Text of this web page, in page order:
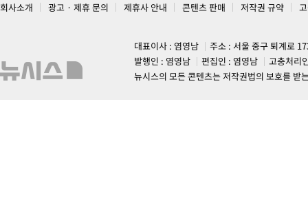
회사소개 광고 · 제휴 문의 제휴사 안내 콘텐츠 판매 저작권 규약
대표이사 : 염영남
주소 : 서울 중구 퇴계로
발행인 : 염영남
편집인 : 염영남
고충처리
뉴시스의 모든 콘텐츠는 저작권법의 보호를